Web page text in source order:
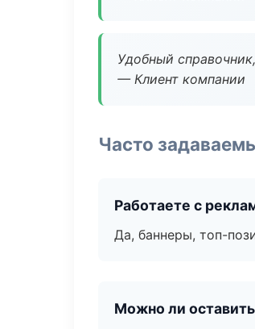
Удобный
— Клиент компании
Часто
Работаете с
Да, баннеры, топ-
Можно ли